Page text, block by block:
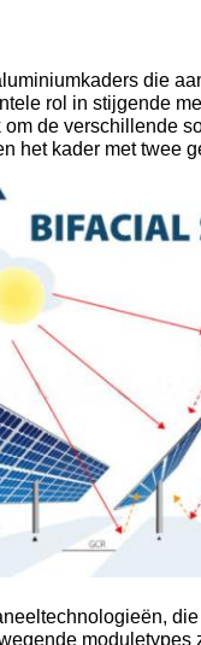
die
rol in stijgende
de verschillende
het kader met twee